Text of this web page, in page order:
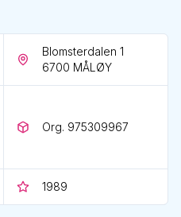
Blomsterdalen 1
6700 MÅLØY
Org. 975309967
1989